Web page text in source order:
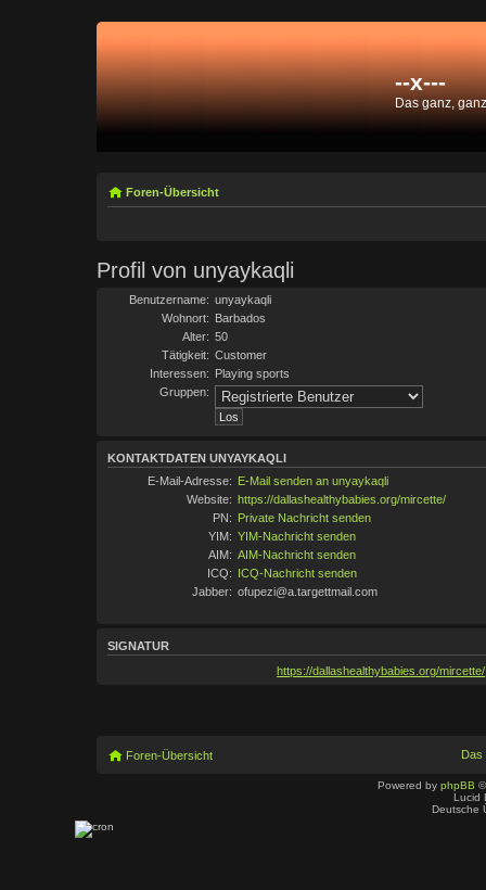
--x---
Das ganz,
Foren-Übersicht
Profil von unyaykaqli
Benutzername: unyaykaqli
Wohnort: Barbados
Alter: 50
Tätigkeit: Customer
Interessen: Playing sports
Gruppen:
KONTAKTDATEN UNYAYKAQLI
E-Mail-Adresse: E-Mail senden an unyaykaqli
Website: https://dallashealthybabies.org/mircette/
PN: Private Nachricht senden
YIM: YIM-Nachricht senden
AIM: AIM-Nachricht senden
ICQ: ICQ-Nachricht senden
Jabber: ofupezi@a.targettmail.com
SIGNATUR
https://dallashealthybabies.org/mircette/
Foren-Übersicht Das
Powered by phpBB
Lucid
Deutsche